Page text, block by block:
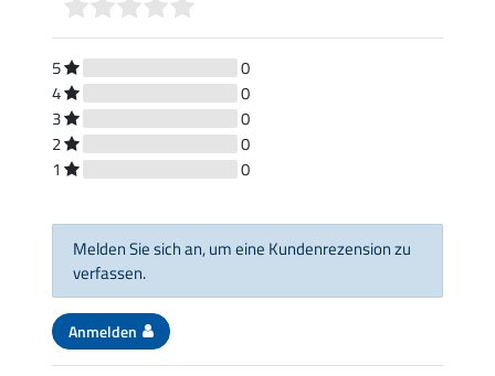
5
0
4
0
3
0
2
0
1
0
Melden Sie sich an, um eine Kundenrezension zu
verfassen.
Anmelden